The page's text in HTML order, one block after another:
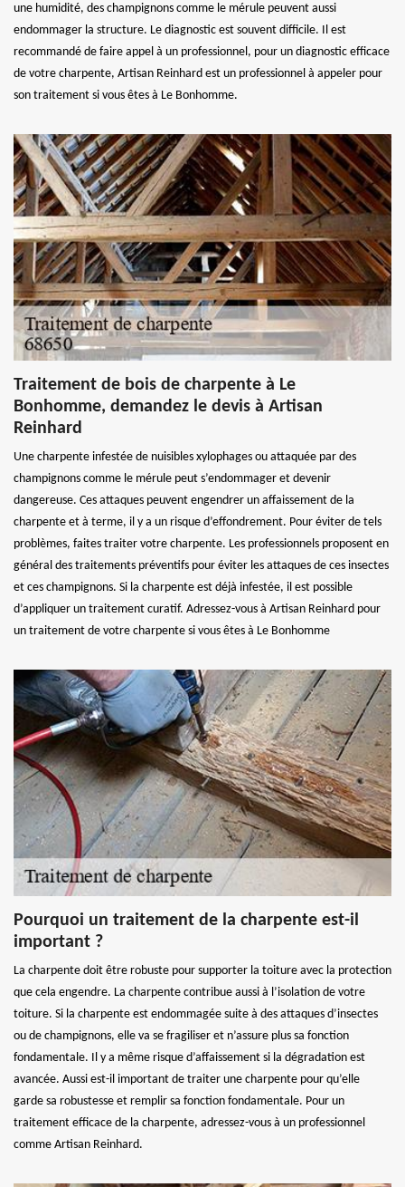
une humidité, des champignons comme le mérule peuvent aussi
endommager la structure. Le diagnostic est souvent difficile. Il est
recommandé de faire appel à un professionnel, pour un diagnostic efficace
de votre charpente, Artisan Reinhard est un professionnel à appeler pour
son traitement si vous êtes à Le Bonhomme.
Traitement de bois de charpente à Le
Bonhomme, demandez le devis à Artisan
Reinhard
Une charpente infestée de nuisibles xylophages ou attaquée par des
champignons comme le mérule peut s’endommager et devenir
dangereuse. Ces attaques peuvent engendrer un affaissement de la
charpente et à terme, il y a un risque d’effondrement. Pour éviter de tels
problèmes, faites traiter votre charpente. Les professionnels proposent en
général des traitements préventifs pour éviter les attaques de ces insectes
et ces champignons. Si la charpente est déjà infestée, il est possible
d’appliquer un traitement curatif. Adressez-vous à Artisan Reinhard pour
un traitement de votre charpente si vous êtes à Le Bonhomme
Pourquoi un traitement de la charpente est-il
important ?
La charpente doit être robuste pour supporter la toiture avec la protection
que cela engendre. La charpente contribue aussi à l’isolation de votre
toiture. Si la charpente est endommagée suite à des attaques d’insectes
ou de champignons, elle va se fragiliser et n’assure plus sa fonction
fondamentale. Il y a même risque d’affaissement si la dégradation est
avancée. Aussi est-il important de traiter une charpente pour qu’elle
garde sa robustesse et remplir sa fonction fondamentale. Pour un
traitement efficace de la charpente, adressez-vous à un professionnel
comme Artisan Reinhard.